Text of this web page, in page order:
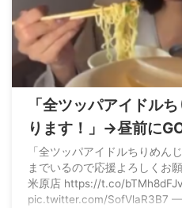
「全ツッパアイドル
ります！」→昼前に
さんに正論で殴られ
を軽く使うのやめて
ッパは低設定でもや
「全ツッパアイドルちりめん
までいるので応援よろしくお
米原店 https://t.co/
pic.twitter.com/SofVlaR3B7 —